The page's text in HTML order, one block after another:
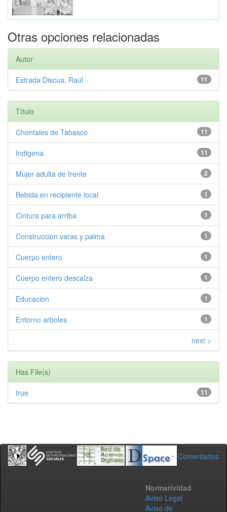
Otras opciones relacionadas
Autor
11
Estrada Discua, Raúl
Título
11
Chontales de Tabasco
11
Indigena
2
Mujer adulta de frente
1
Bebida en recipiente local
1
Cintura para arriba
1
Construccion varas y palma
1
Cuerpo entero
1
Cuerpo entero descalza
1
Educacion
1
Entorno arboles
next >
Has File(s)
11
true
Comentarios
Normatividad
Aviso Legal
Aviso de